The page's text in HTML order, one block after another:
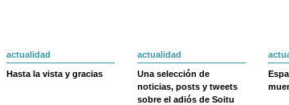
actualidad
Hasta la vista y gracias
actualidad
Una selección de
noticias, posts y tweets
sobre el adiós de Soitu